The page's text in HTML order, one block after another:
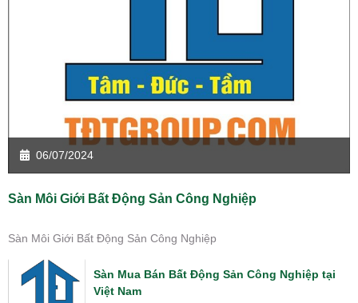
06/07/2024
Sàn Môi Giới Bất Động Sản Công Nghiệp
Sàn Môi Giới Bất Động Sản Công Nghiệp
Sàn Mua Bán Bất Động Sản Công Nghiệp tại
Việt Nam